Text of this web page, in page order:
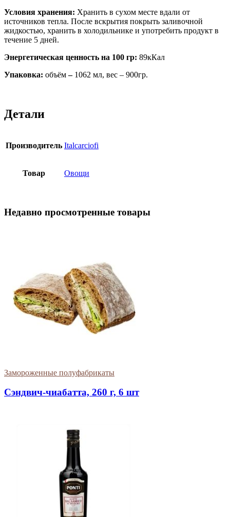
Условия хранения: Хранить в сухом месте вдали от
источников тепла. После вскрытия покрыть заливочной
жидкостью, хранить в холодильнике и употребить продукт в
течение 5 дней.
Энергетическая ценность на 100 гр: 89кКал
Упаковка: объём–1062 мл, вес – 900гр.
Детали
Производитель Italcarciofi
Товар Овощи
Недавно просмотренные товары
Замороженные полуфабрикаты
Сэндвич-чиабатта, 260 г, 6 шт